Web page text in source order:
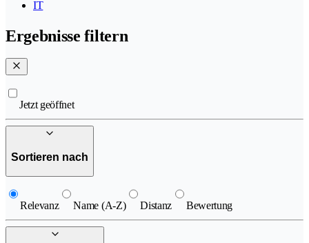
IT
Ergebnisse filtern
Jetzt geöffnet
Sortieren nach
Relevanz Name (A-Z) Distanz Bewertung